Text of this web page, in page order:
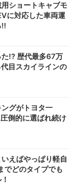
ショートキャブモ
に対応した車両運
!!
!? 歴代最多67万
目スカイラインの
グがトヨタ一
倒的に選ばれ続け
えばやっぱり軽自
でどのタイプでも